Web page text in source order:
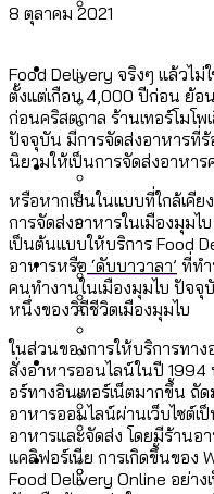
ใหม่จะมีงบฯ
สมุดจดการบ้
ปัญหาอะไร
Vote62 ขอ
สังเกตการ
เรียนที่เราไ
พัทยา
ลัดวงจรมาก
สวนสาธารณ
ขึ้นและเข้าถึ
ขยะมูลฝอย
ขยะของคน
ฉะเชิงเทรา
โลกใบเดีย
รับรองเพศ
ประเทศไหน
สำรวจ
วิดีโอ AI ใน
[ข้อมูลดิบ]
ความเกลียด
Speech ที่ถู
ความขัดแย้
Economy
เมกะโปรเจ็
งบคาบเกี่ยว
ไหน
ค่าฝุ่นในกรุ
ควันบุหรี่ที่เ
สำรวจเศรษ
Future
สังคมผู้สูงอ
สำรวจสังค
สังคมสูงวัย
ตายมากกว่า
Database
สังคมผู้สูงอ
สำรวจเหตุไ
Project
Bangkok
Bangkok
DEMO
About Us
8 ตุลาคม 2021
Food Delivery จริงๆ แล้วไ
ตั้งแต่เกือบ 4,000 ปีก่อน ย้อ
ก่อนคริสตกาล ร้านเทอร์โมโ
ปัจจุบัน มีการจัดส่งอาหารที่
นิยามให้เป็นการจัดส่งอาหาร
หรือหากเป็นในแบบที่ใกล้เคี
การจัดส่งอาหารในเมืองมุมไ
เป็นต้นแบบให้บริการ Food
อาหารหรือ ‘ดับบาวาลา’ ที่ท
คนทำงานในเมืองมุมไบ ปัจจุ
หนึ่งของวิถีชีวิตเมืองมุมไบ
ในส่วนของการให้บริการทา
สั่งอาหารออนไลน์ในปี 1994
อร์ทางอินเทอร์เน็ตมากขึ้น ถั
อาหารออนไลน์ผ่านเว็บไซต์เ
อาหารและจัดส่ง โดยมีร้านอ
แคลิฟอร์เนีย การเกิดขึ้นของ
Food Delivery Online อย่า